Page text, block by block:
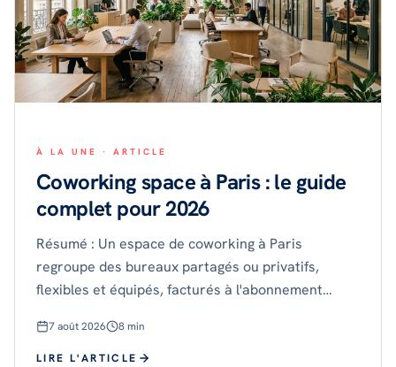
À LA UNE · ARTICLE
Coworking space à Paris : le guide
complet pour 2026
Résumé : Un espace de coworking à Paris
regroupe des bureaux partagés ou privatifs,
flexibles et équipés, facturés à l'abonnement
mature en 2026, av
7 août 2026 8min
LIRE L'ARTICLE